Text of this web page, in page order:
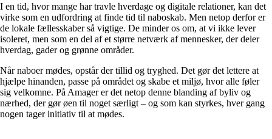
I en tid, hvor mange har travle hverdage og digitale relationer, kan det
virke som en udfordring at finde tid til naboskab. Men netop derfor er
de lokale fællesskaber så vigtige. De minder os om, at vi ikke lever
isoleret, men som en del af et større netværk af mennesker, der deler
hverdag, gader og grønne områder.
Når naboer mødes, opstår der tillid og tryghed. Det gør det lettere at
hjælpe hinanden, passe på området og skabe et miljø, hvor alle føler
sig velkomne. På Amager er det netop denne blanding af byliv og
nærhed, der gør øen til noget særligt – og som kan styrkes, hver gang
nogen tager initiativ til at mødes.